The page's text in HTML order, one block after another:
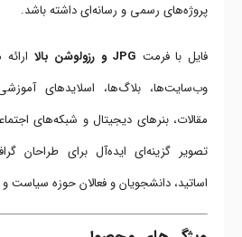
پروژه‌های رسمی و رسانه‌ای داشته باشد.
فایل با فرمت JPG و رزولوشن بالا
وب‌سایت‌ها، بلاگ‌ها، اسلایدهای
مقالات، بنرهای دیجیتال و شبکه‌های
تصویر گزینه‌ای ایده‌آل برای طراحان
اساتید، دانشجویان و فعالان حوزه